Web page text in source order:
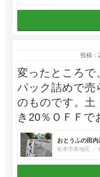
投稿：
変ったところで
パック詰めで売
のものです。土
き20％ＯＦＦ
おとうふの田内
松本市東地区